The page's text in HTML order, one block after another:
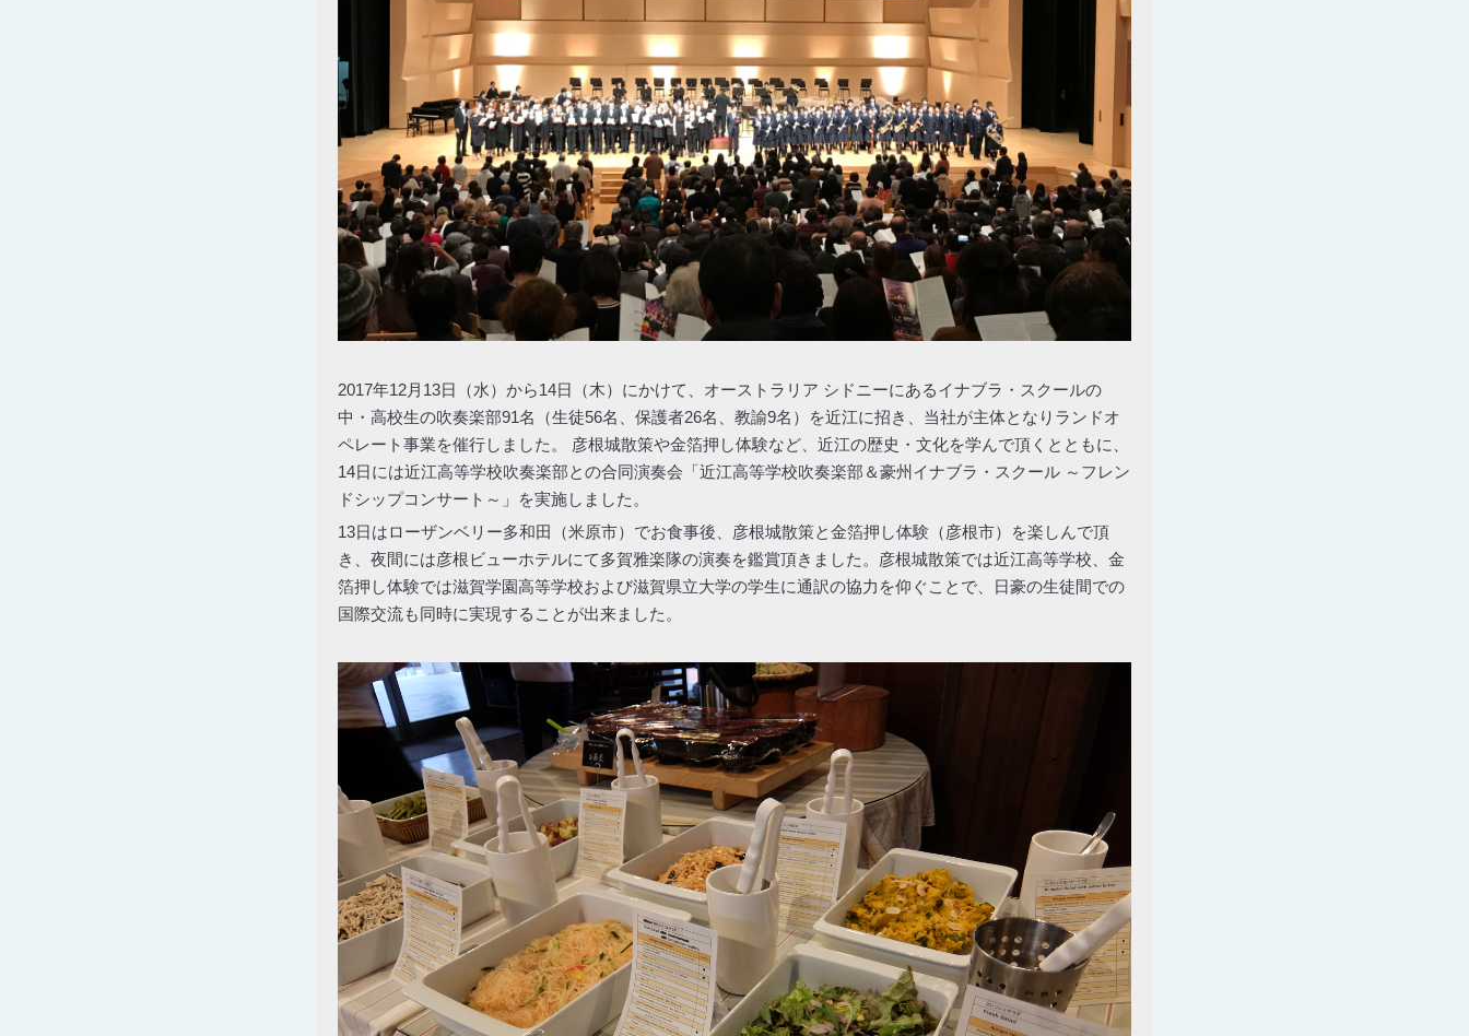
2017年12月13日（水）から14日（木）にかけて、オーストラリア シドニーにあるイナブラ・スクールの
中・高校生の吹奏楽部91名（生徒56名、保護者26名、教諭9名）を近江に招き、当社が主体となりランドオ
ペレート事業を催行しました。 彦根城散策や金箔押し体験など、近江の歴史・文化を学んで頂くとともに、
14日には近江高等学校吹奏楽部との合同演奏会「近江高等学校吹奏楽部＆豪州イナブラ・スクール ～フレン
ドシップコンサート～」を実施しました。
13日はローザンベリー多和田（米原市）でお食事後、彦根城散策と金箔押し体験（彦根市）を楽しんで頂
き、夜間には彦根ビューホテルにて多賀雅楽隊の演奏を鑑賞頂きました。彦根城散策では近江高等学校、金
箔押し体験では滋賀学園高等学校および滋賀県立大学の学生に通訳の協力を仰ぐことで、日豪の生徒間での
国際交流も同時に実現することが出来ました。